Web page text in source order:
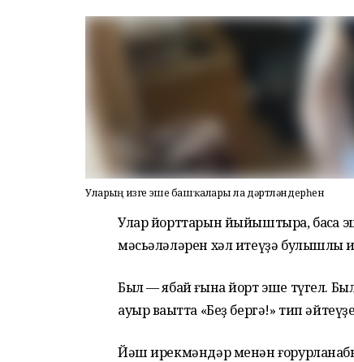
Уларҙың изге эше башҡаларҙы ла дәртләндерһен
Улар йорттарын йыйыштыра, баҡса
мәсьәләләрен хәл итеүҙә булышлыҡ
Был — ябай ғына йорт эше түгел.
ауыр ваҡытта «Беҙ бергә!» тип
Йәш ирекмәндәр менән